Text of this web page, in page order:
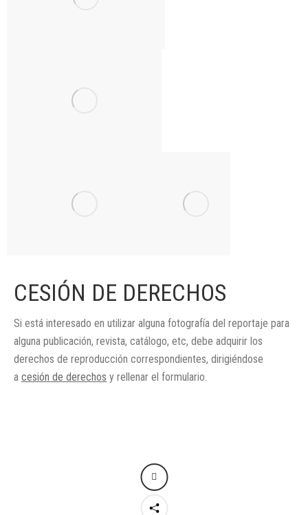
CESIÓN DE DERECHOS
Si está interesado en utilizar alguna fotografía del reportaje para
alguna publicación, revista, catálogo, etc, debe adquirir los
derechos de reproducción correspondientes, dirigiéndose
a cesión de derechos y rellenar el formulario.